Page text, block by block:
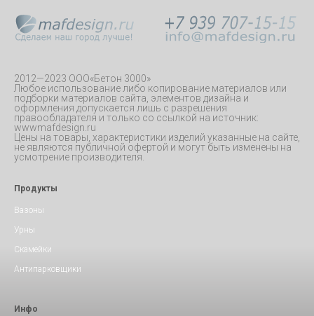
2012—2023 ООО«Бетон 3000»
Любое использование либо копирование материалов или
подборки материалов сайта, элементов дизайна и
оформления допускается лишь с разрешения
правообладателя и только со ссылкой на источник:
wwwmafdesign.ru
Цены на товары, характеристики изделий указанные на сайте,
не являются публичной офертой и могут быть изменены на
усмотрение производителя.
Продукты
Вазоны
Урны
Скамейки
Антипарковщики
Инфо